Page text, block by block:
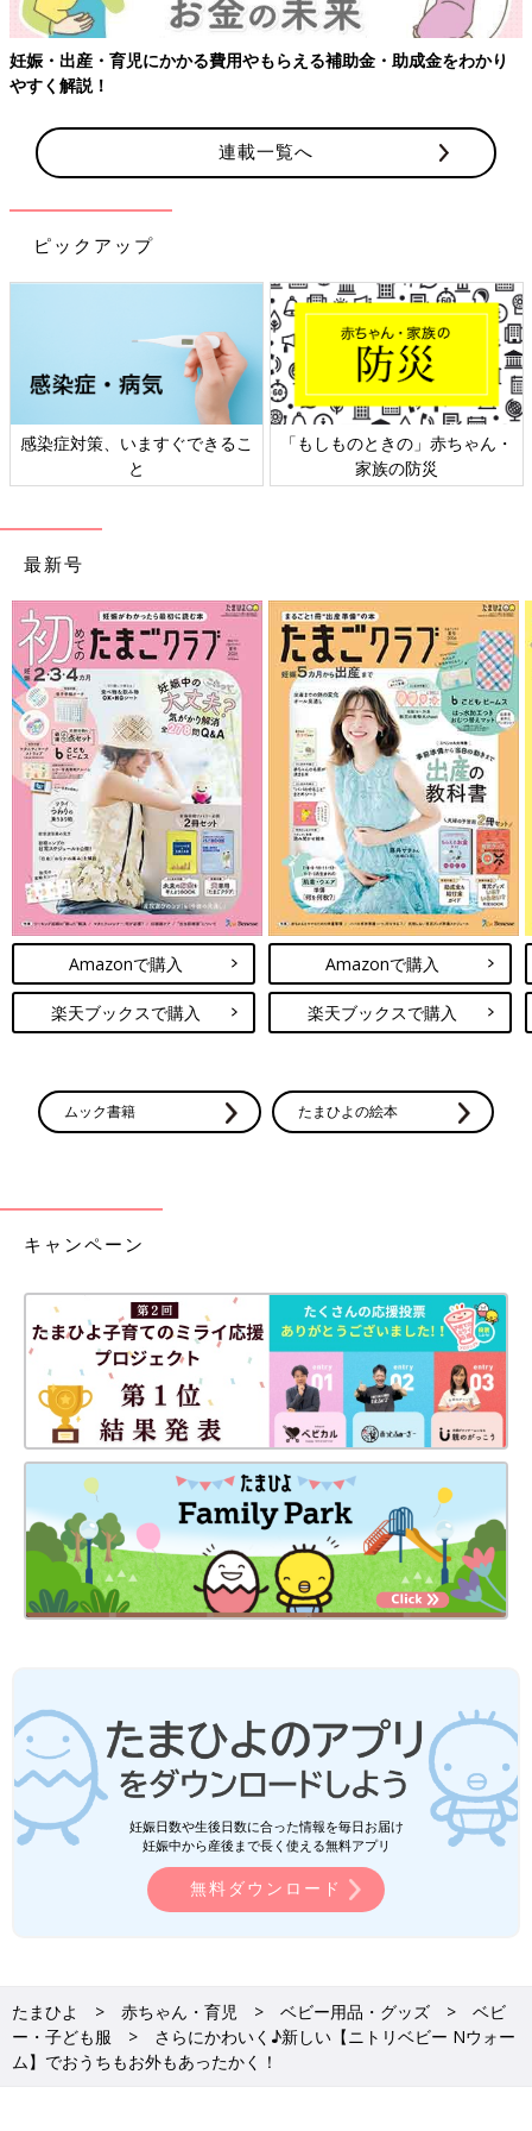
妊娠・出産・育児にかかる費用やもらえる補助金・助成金をわかり
やすく解説！
連載一覧へ
ピックアップ
感染症対策、いますぐできるこ
と
「もしものときの」赤ちゃん・
家族の防災
最新号
Amazonで購入
楽天ブックスで購入
Amazonで購入
楽天ブックスで購入
ムック書籍 たまひよの絵本
キャンペーン
妊娠日数や生後日数に合った情報を毎日お届け
妊娠中から産後まで長く使える無料アプリ
無料ダウンロード
たまひよ 赤ちゃん・育児 ベビー用品・グッズ
ベビ
ー・子ども服
さらにかわいく♪新しい【ニトリベビー Nウォー
ム】でおうちもお外もあったかく！